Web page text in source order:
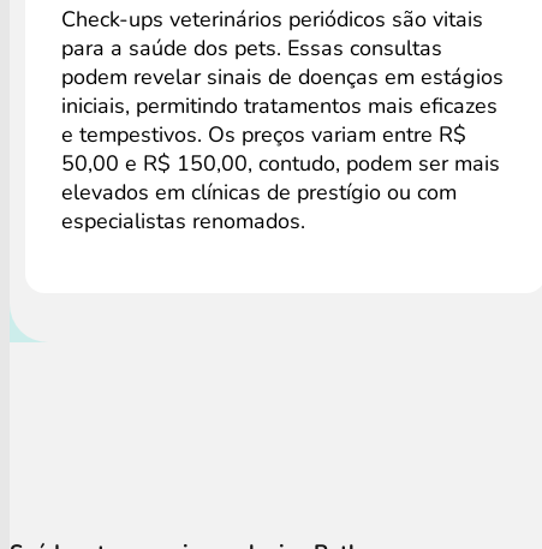
Check-ups veterinários periódicos são vitais
para a saúde dos pets. Essas consultas
podem revelar sinais de doenças em estágios
iniciais, permitindo tratamentos mais eficazes
e tempestivos. Os preços variam entre R$
50,00 e R$ 150,00, contudo, podem ser mais
elevados em clínicas de prestígio ou com
especialistas renomados.